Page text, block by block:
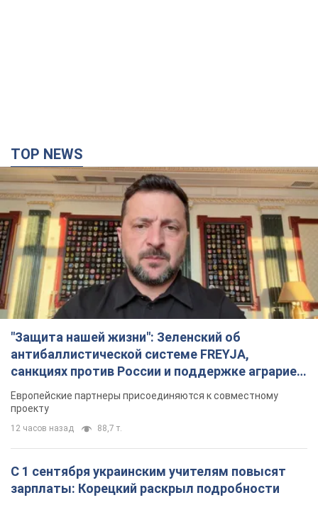
TOP NEWS
"Защита нашей жизни": Зеленский об
антибаллистической системе FREYJA,
санкциях против России и поддержке аграриев.
Видео
Европейские партнеры присоединяются к совместному
проекту
12 часов назад 88,7 т.
С 1 сентября украинским учителям повысят
зарплаты: Корецкий раскрыл подробности